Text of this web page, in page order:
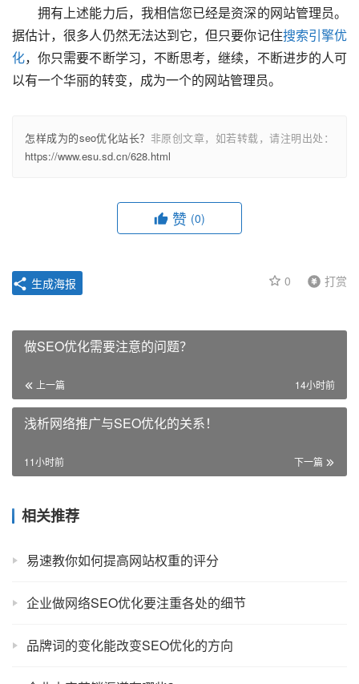
拥有上述能力后，我相信您已经是资深的网站管理员。
据估计，很多人仍然无法达到它，但只要你记住搜索引擎优
化，你只需要不断学习，不断思考，继续，不断进步的人可
以有一个华丽的转变，成为一个的网站管理员。
怎样成为的seo优化站长？ 非原创文章，如若转载，请注明出处：
https://www.esu.sd.cn/628.html
赞 (0)
0 打赏
生成海报
做SEO优化需要注意的问题？
上一篇 14小时前
浅析网络推广与SEO优化的关系！
下一篇
11小时前
相关推荐
易速教你如何提高网站权重的评分
企业做网络SEO优化要注重各处的细节
品牌词的变化能改变SEO优化的方向